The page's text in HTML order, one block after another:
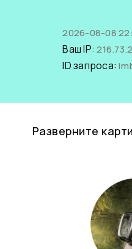
2026-08-08
Ваш IP:
ID запроса:
Разверните